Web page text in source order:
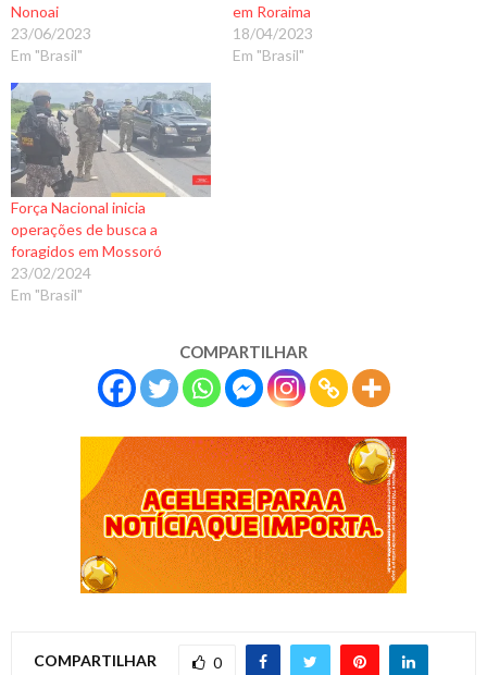
Nonoai
23/06/2023
Em "Brasil"
em Roraima
18/04/2023
Em "Brasil"
Força Nacional inicia
operações de busca a
foragidos em Mossoró
23/02/2024
Em "Brasil"
COMPARTILHAR
COMPARTILHAR 0